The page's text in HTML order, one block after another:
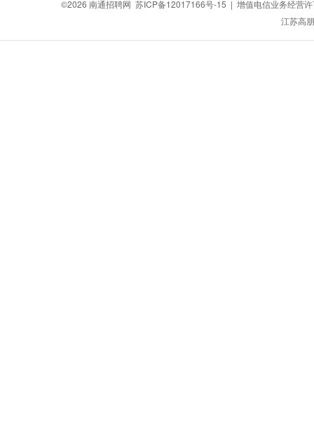
©2026 南通招聘网 苏ICP备12017166号-15 | 增值电信业务经营
江苏高